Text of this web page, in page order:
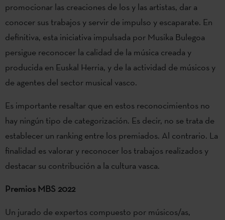
promocionar las creaciones de los y las artistas, dar a
conocer sus trabajos y servir de impulso y escaparate. En
definitiva, esta iniciativa impulsada por Musika Bulegoa
persigue reconocer la calidad de la música creada y
producida en Euskal Herria, y de la actividad de músicos y
de agentes del sector musical vasco.
Es importante resaltar que en estos reconocimientos no
hay ningún tipo de categorización. Es decir, no se trata de
establecer un ranking entre los premiados. Al contrario. La
finalidad es valorar y reconocer los trabajos realizados y
destacar su contribución a la cultura vasca.
Premios MBS 2022
Un jurado de expertos compuesto por músicos/as,